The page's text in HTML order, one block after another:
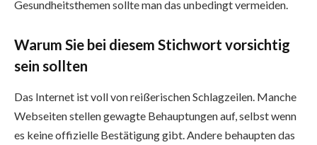
Gesundheitsthemen sollte man das unbedingt vermeiden.
Warum Sie bei diesem Stichwort vorsichtig
sein sollten
Das Internet ist voll von reißerischen Schlagzeilen. Manche
Webseiten stellen gewagte Behauptungen auf, selbst wenn
es keine offizielle Bestätigung gibt. Andere behaupten das